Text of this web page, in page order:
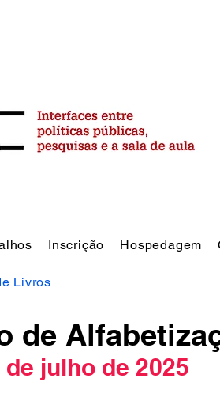
Inscrição Hospedagem
Livros
de
julho de 2025